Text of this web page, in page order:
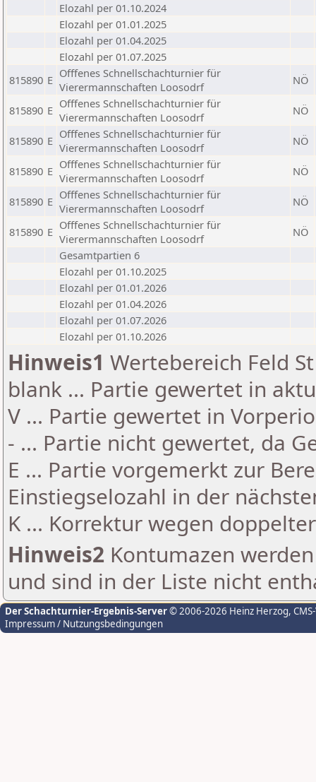
Elozahl per 01.10.2024
Elozahl per 01.01.2025
Elozahl per 01.04.2025
Elozahl per 01.07.2025
815890 E Offfenes Schnellschachturnier für
Vierermannschaften Loosodrf
NÖ
815890 E Offfenes Schnellschachturnier für
Vierermannschaften Loosodrf
NÖ
815890 E Offfenes Schnellschachturnier für
Vierermannschaften Loosodrf
NÖ
815890 E Offfenes Schnellschachturnier für
Vierermannschaften Loosodrf
NÖ
815890 E Offfenes Schnellschachturnier für
Vierermannschaften Loosodrf
NÖ
815890 E Offfenes Schnellschachturnier für
Vierermannschaften Loosodrf
NÖ
Gesamtpartien 6
Elozahl per 01.10.2025
Elozahl per 01.01.2026
Elozahl per 01.04.2026
Elozahl per 01.07.2026
Elozahl per 01.10.2026
Hinweis1 Wertebereich Feld
blank ... Partie gewertet in
V ... Partie gewertet in
- ... Partie nicht gewertet, da
E ... Partie vorgemerkt zur
Einstiegselozahl in der
K ... Korrektur wegen
Hinweis2 Kontumazen
und sind in der Liste nicht
Der Schachturnier-Ergebnis-Server© 2006-2026 Heinz Herzog,
Impressum / Nutzungsbedingungen